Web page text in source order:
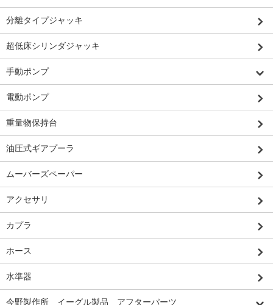
分離タイプジャッキ
超低床シリンダジャッキ
手動ポンプ
電動ポンプ
重量物保持台
油圧式ギアプーラ
ムーバーズペーパー
アクセサリ
カプラ
ホース
水準器
今野製作所 イーグル製品 アフターパーツ